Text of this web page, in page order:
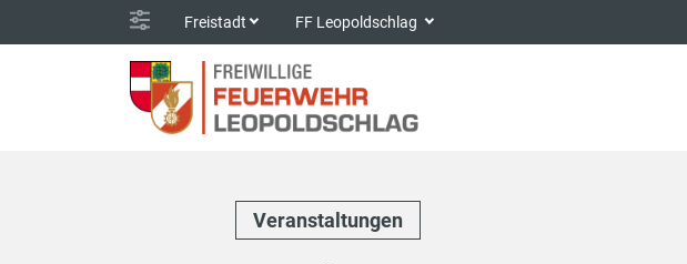
Freistadt FF Leopoldschlag
Veranstaltungen